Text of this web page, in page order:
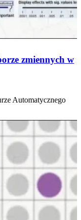
zmiennych w
Automatycznego